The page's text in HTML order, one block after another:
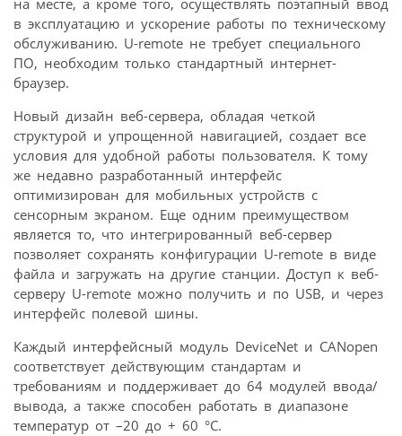
на месте, а кроме того, осуществлять поэтапный ввод
в эксплуатацию и ускорение работы по техническому
обслуживанию. U-remote не требует специального
ПО, необходим только стандартный интернет-
браузер.
Новый дизайн веб-сервера, обладая четкой
структурой и упрощенной навигацией, создает все
условия для удобной работы пользователя. К тому
же недавно разработанный интерфейс
оптимизирован для мобильных устройств с
сенсорным экраном. Еще одним преимуществом
является то, что интегрированный веб-сервер
позволяет сохранять конфигурации U-remote в виде
файла и загружать на другие станции. Доступ к веб-
серверу U-remote можно получить и по USB, и через
интерфейс полевой шины.
Каждый интерфейсный модуль DeviceNet и CANopen
соответствует действующим стандартам и
требованиям и поддерживает до 64 модулей ввода/
вывода, а также способен работать в диапазоне
температур от –20 до + 60 °C.